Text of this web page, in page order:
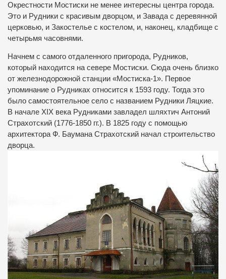
Окрестности Мостиски не менее интересны центра города.
Это и Рудники с красивым дворцом, и Завада с деревянной
церковью, и Закостелье с костелом, и, наконец, кладбище с
четырьмя часовнями.
Начнем с самого отдаленного пригорода, Рудников,
который находится на севере Мостиски. Сюда очень близко
от железнодорожной станции «Мостиска-1». Первое
упоминание о Рудниках относится к 1593 году. Тогда это
было самостоятельное село с названием Рудники Ляцкие.
В начале XIX века Рудниками завладел шляхтич Антоний
Страхотский (1776-1850 гг.). В 1825 году с помощью
архитектора Ф. Баумана Страхотский начал строительство
дворца.